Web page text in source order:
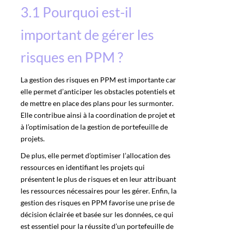
3.1 Pourquoi est-il
important de gérer les
risques en PPM ?
La gestion des risques en PPM est importante car
elle permet d’anticiper les obstacles potentiels et
de mettre en place des plans pour les surmonter.
Elle contribue ainsi à la coordination de projet et
à l’optimisation de la gestion de portefeuille de
projets.
De plus, elle permet d’optimiser l’allocation des
ressources en identifiant les projets qui
présentent le plus de risques et en leur attribuant
les ressources nécessaires pour les gérer. Enfin, la
gestion des risques en PPM favorise une prise de
décision éclairée et basée sur les données, ce qui
est essentiel pour la réussite d’un portefeuille de